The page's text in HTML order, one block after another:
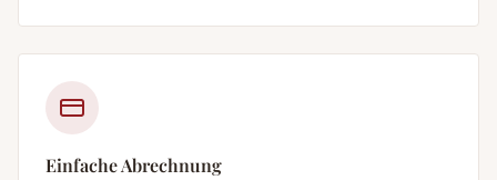
Einfache Abrechnung